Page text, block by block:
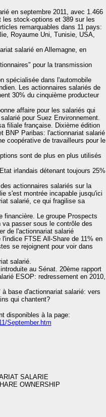
en septembre 2011, avec 1.466
les stock-options et 389 sur les
remarquables dans 11 pays:
Royaume Uni, Tunisie, USA,
salarié en Allemagne, en
pour la transmission
spécialisée dans l'automobile
Les actionnaires salariés de
30% du cinquième producteur
affaire pour les salariés qui
pour Suez Environnement.
filiale française. Dixième édition
BNP Paribas: l'actionnariat salarié
coopérative de travailleurs pour le
sont de plus en plus utilisés
irlandais détenant toujours 25%
actionnaires salariés sur la
s'est montrée incapable jusqu'ici
salarié, ce qui fragilise sa
financière. Le groupe Prospects
passer sous le contrôle des
de l'actionnariat salarié
FTSE All-Share de 11% en
se rejoignent pour voir dans
salarié.
au Sénat. 20ème rapport
ESOP: redressement en 2010,
base d'actionnariat salarié: vers
qui chantent?
disponibles à la page:
September.htm
SALARIE
OWNERSHIP